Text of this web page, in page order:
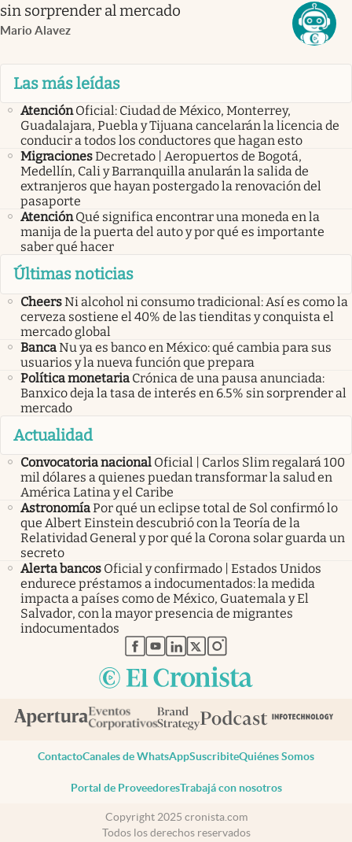
sin sorprender al mercado
Mario Alavez
Las más leídas
Atención Oficial: Ciudad de México, Monterrey,
Guadalajara, Puebla y Tijuana cancelarán la licencia de
conducir a todos los conductores que hagan esto
MigracionesDecretado | Aeropuertos de Bogotá,
Medellín, Cali y Barranquilla anularán la salida de
extranjeros que hayan postergado la renovación del
pasaporte
Atención Qué significa encontrar una moneda en la
manija de la puerta del auto y por qué es importante
saber qué hacer
Últimas noticias
CheersNi alcohol ni consumo tradicional: Así es como la
cerveza sostiene el 40% de las tienditas y conquista el
mercado global
BancaNu ya es banco en México: qué cambia para sus
usuarios y la nueva función que prepara
Política monetaria Crónica de una pausa anunciada:
Banxico deja la tasa de interés en 6.5% sin sorprender al
mercado
Actualidad
Convocatoria nacional Oficial | Carlos Slim regalará 100
mil dólares a quienes puedan transformar la salud en
América Latina y el Caribe
AstronomíaPor qué un eclipse total de Sol confirmó lo
que Albert Einstein descubrió con la Teoría de la
Relatividad General y por qué la Corona solar guarda un
secreto
Alerta bancos Oficial y confirmado | Estados Unidos
endurece préstamos a indocumentados: la medida
impacta a países como de México, Guatemala y El
Salvador, con la mayor presencia de migrantes
indocumentados
abre en nueva pestaña
abre en nueva pestaña
abre en nueva pestaña
abre en nueva pestaña
abre en nueva pestaña
ContactoCanales de WhatsAppSuscribiteQuiénes Somos
Portal de ProveedoresTrabajá con nosotros
Copyright 2025 cronista.com
Todos los derechos reservados